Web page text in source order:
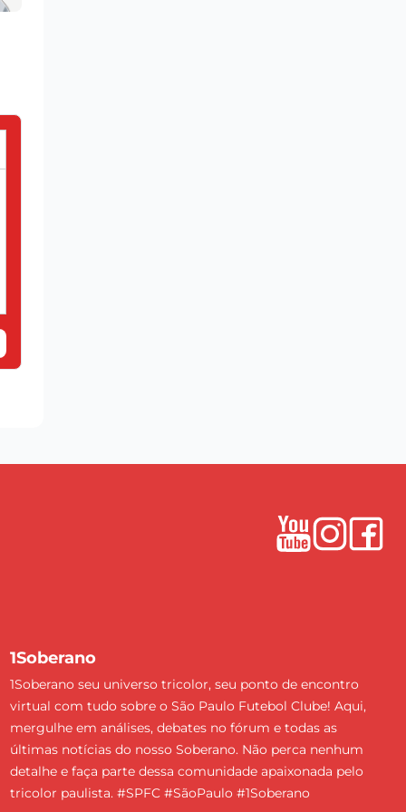
1Soberano
1Soberano seu universo tricolor, seu ponto de encontro
virtual com tudo sobre o São Paulo Futebol Clube! Aqui,
mergulhe em análises, debates no fórum e todas as
últimas notícias do nosso Soberano. Não perca nenhum
detalhe e faça parte dessa comunidade apaixonada pelo
tricolor paulista. #SPFC #SãoPaulo #1Soberano